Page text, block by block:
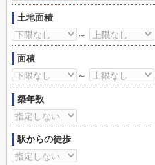
土地面積
～
面積
～
築年数
駅からの徒歩